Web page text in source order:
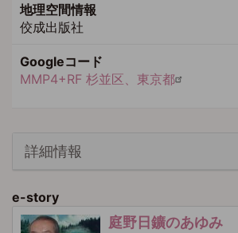
地理空間情報
佼成出版社
Googleコード
MMP4+RF 杉並区、東京都
詳細情報
e-story
庭野日鑛のあゆみ